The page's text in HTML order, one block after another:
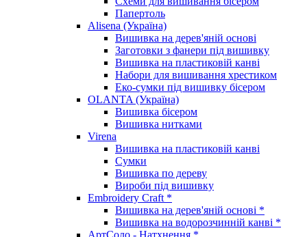
Папертоль
Alisena (Україна)
Вишивка на дерев'яній основі
Заготовки з фанери під вишивку
Вишивка на пластиковій канві
Набори для вишивання хрестиком
Еко-сумки під вишивку бісером
OLANTA (Україна)
Вишивка бісером
Вишивка нитками
Virena
Вишивка на пластиковій канві
Сумки
Вишивка по дереву
Вироби під вишивку
Embroidery Craft *
Вишивка на дерев'яній основі *
Вишивка на водорозчинній канві *
АртСоло - Натхнення *